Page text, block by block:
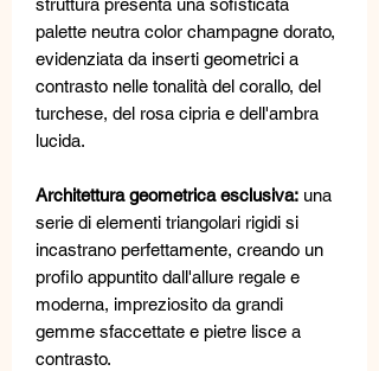
palette neutra color champagne dorato,
evidenziata da inserti geometrici a
contrasto nelle tonalità del corallo, del
turchese, del rosa cipria e dell'ambra
lucida.
Architettura geometrica esclusiva: una
serie di elementi triangolari rigidi si
incastrano perfettamente, creando un
profilo appuntito dall'allure regale e
moderna, impreziosito da grandi
gemme sfaccettate e pietre lisce a
contrasto.